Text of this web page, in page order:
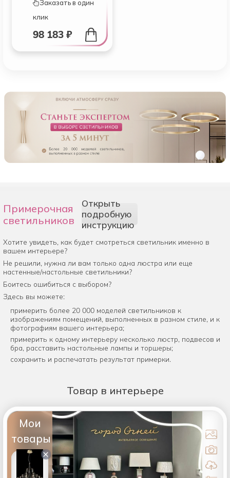
Заказать в один
клик
98 183 ₽
Примерочная
светильников
Открыть
подробную
инструкцию
Хотите увидеть, как будет смотреться светильник именно в
вашем интерьере?
Не решили, нужна ли вам только одна люстра или еще
настенные/настольные светильники?
Боитесь ошибиться с выбором?
Здесь вы можете:
примерить более 20 000 моделей светильников к
изображениям помещений, выполненных в разном стиле, и к
фотографиям вашего интерьера;
примерить к одному интерьеру несколько люстр, подвесов и
бра, расставить настольные лампы и торшеры;
сохранить и распечатать результат примерки.
Товар в интерьере
Мои
товары
×